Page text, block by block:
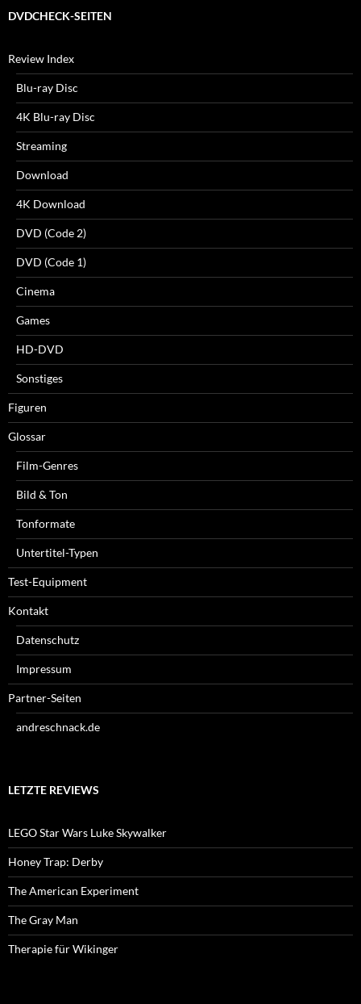
DVDCHECK-SEITEN
Review Index
Blu-ray Disc
4K Blu-ray Disc
Streaming
Download
4K Download
DVD (Code 2)
DVD (Code 1)
Cinema
Games
HD-DVD
Sonstiges
Figuren
Glossar
Film-Genres
Bild & Ton
Tonformate
Untertitel-Typen
Test-Equipment
Kontakt
Datenschutz
Impressum
Partner-Seiten
andreschnack.de
LETZTE REVIEWS
LEGO Star Wars Luke Skywalker
Honey Trap: Derby
The American Experiment
The Gray Man
Therapie für Wikinger